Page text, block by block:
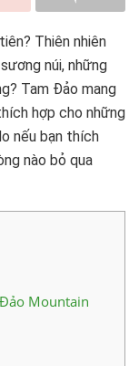
Thiên nhiên
núi, những
Tam Đảo mang
hợp cho những
nếu bạn thích
nào bỏ qua
Mountain